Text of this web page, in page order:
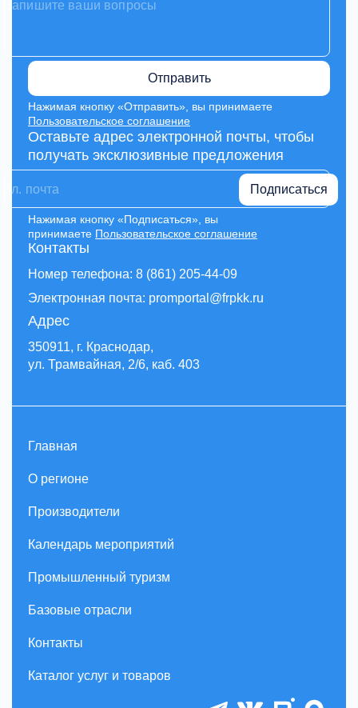
Контакты
Номер телефона: 8 (861) 205-44-09
Электронная почта: promportal@frpkk.ru
Адрес
350911, г. Краснодар,
ул. Трамвайная, 2/6, каб. 403
Отправить
Нажимая кнопку «Отправить», вы принимаете
Пользовательское соглашение
Оставьте адрес электронной почты, чтобы
получать эксклюзивные предложения
Подписаться
Нажимая кнопку «Подписаться», вы
принимаете Пользовательское соглашение
Главная
О регионе
Производители
Календарь мероприятий
Промышленный туризм
Базовые отрасли
Контакты
Каталог услуг и товаров